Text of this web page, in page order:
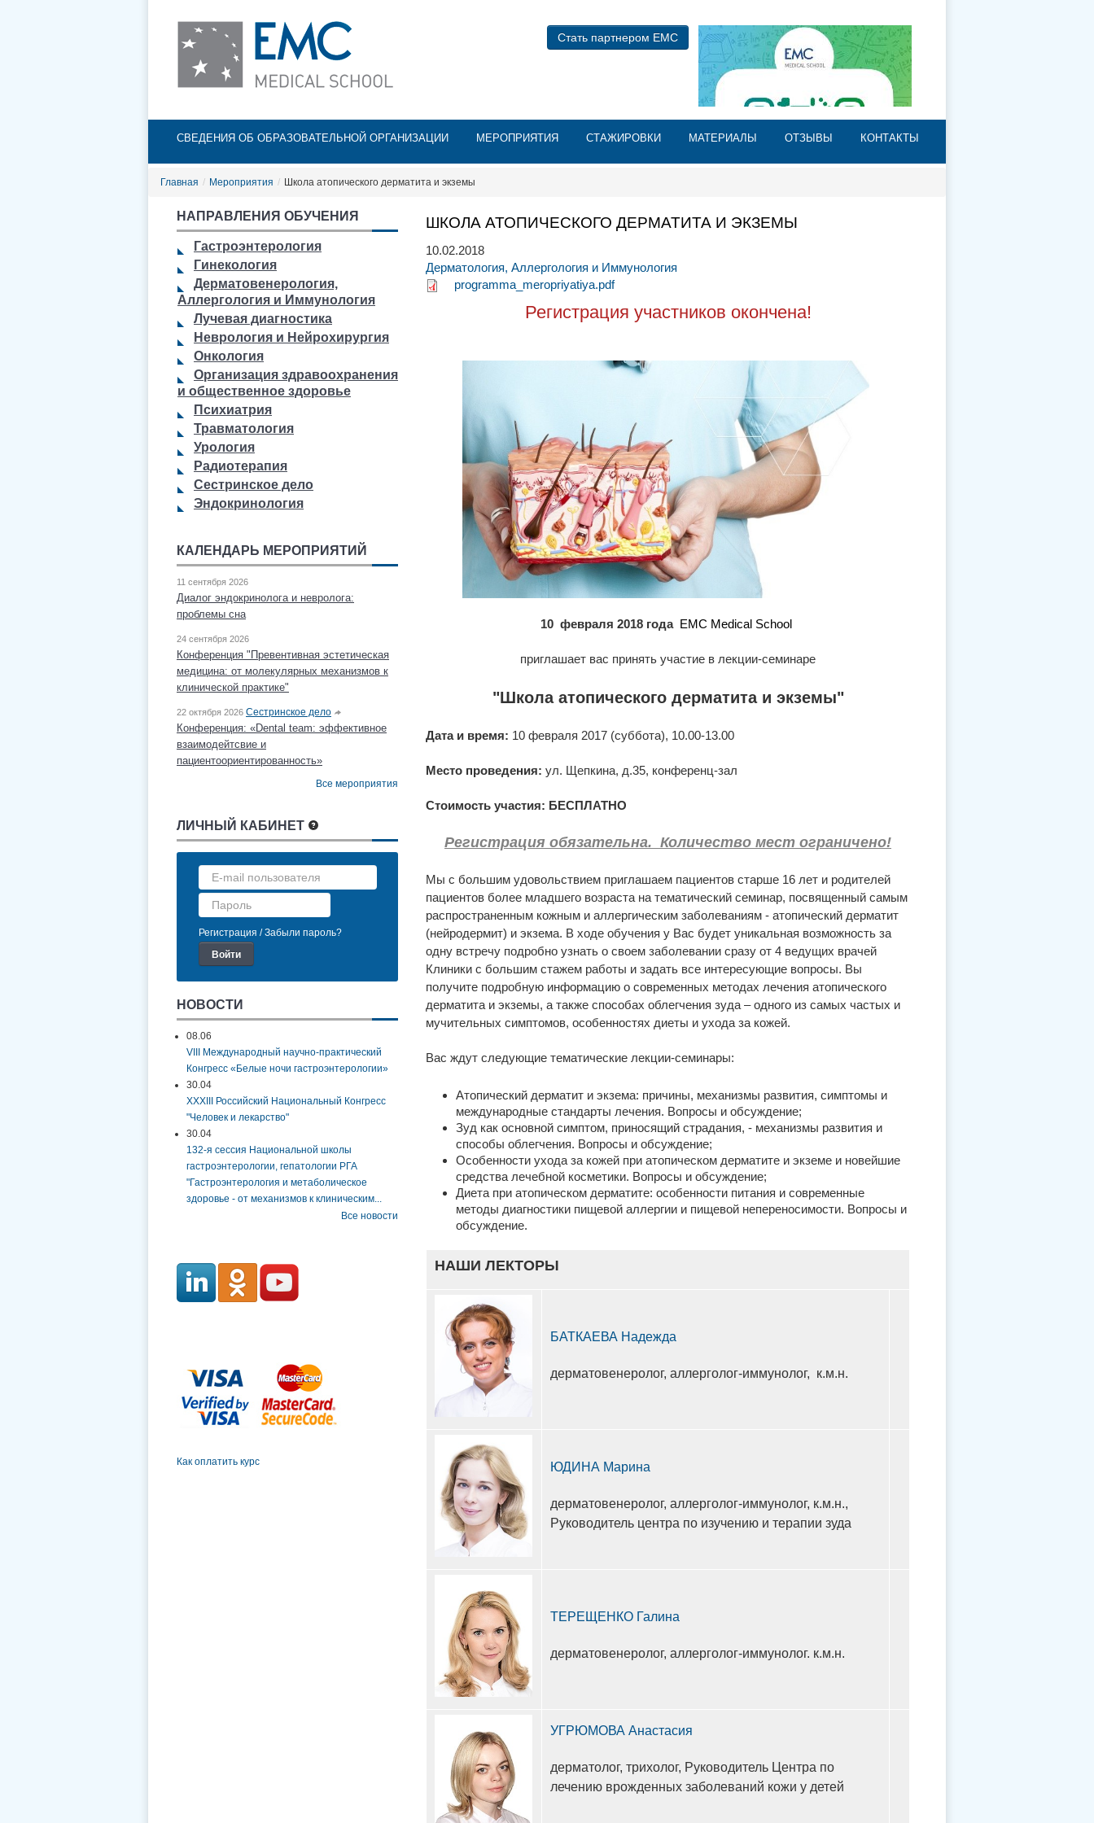
основному
содержаниюСтать партнером ЕМС БАННЕРЫ
Главное меню
СВЕДЕНИЯ ОБ ОБРАЗОВАТЕЛЬНОЙ ОРГАНИЗАЦИИ МЕРОПРИЯТИЯ СТАЖИРОВКИ МАТЕРИАЛЫ ОТЗЫВЫ КОНТАКТЫ
Главная / Мероприятия / Школа атопического дерматита и экземы
НАПРАВЛЕНИЯ ОБУЧЕНИЯ
Гастроэнтерология
Гинекология
Дерматовенерология,
Аллергология и Иммунология
Лучевая диагностика
Неврология и Нейрохирургия
Онкология
Организация здравоохранения
и общественное здоровье
Психиатрия
Травматология
Урология
Радиотерапия
Сестринское дело
Эндокринология
КАЛЕНДАРЬ МЕРОПРИЯТИЙ
11 сентября 2026
Диалог эндокринолога и невролога:
проблемы сна
24 сентября 2026
Конференция "Превентивная эстетическая
медицина: от молекулярных механизмов к
клинической практике"
22 октября 2026 Сестринское дело
Конференция: «Dental team: эффективное
взаимодейтсвие и
пациентоориентированность»
Все мероприятия
ЛИЧНЫЙ КАБИНЕТ
Регистрация Забыли пароль?
НОВОСТИ
08.06
VIII Международный научно-практический
Конгресс «Белые ночи гастроэнтерологии»
30.04
XXXIII Российский Национальный Конгресс
"Человек и лекарство"
30.04
132-я сессия Национальной школы
гастроэнтерологии, гепатологии РГА
"Гастроэнтерология и метаболическое
здоровье - от механизмов к клиническим...
Все новости
Как оплатить курс
ШКОЛА АТОПИЧЕСКОГО ДЕРМАТИТА И ЭКЗЕМЫ
10.02.2018
Дерматология, Аллергология и Иммунология
programma_meropriyatiya.pdf
Регистрация участников окончена!
10 февраля 2018 года EMC Medical School
приглашает вас принять участие в лекции-семинаре
"Школа атопического дерматита и экземы"
Дата и время: 10 февраля 2017 (суббота), 10.00-13.00
Место проведения: ул. Щепкина, д.35, конференц-зал
Стоимость участия: БЕСПЛАТНО
Регистрация обязательна. Количество мест ограничено!
Мы с большим удовольствием приглашаем пациентов старше 16 лет и родителей
пациентов более младшего возраста на тематический семинар, посвященный самым
распространенным кожным и аллергическим заболеваниям - атопический дерматит
(нейродермит) и экзема. В ходе обучения у Вас будет уникальная возможность за
одну встречу подробно узнать о своем заболевании сразу от 4 ведущих врачей
Клиники с большим стажем работы и задать все интересующие вопросы. Вы
получите подробную информацию о современных методах лечения атопического
дерматита и экземы, а также способах облегчения зуда – одного из самых частых и
мучительных симптомов, особенностях диеты и ухода за кожей.
Вас ждут следующие тематические лекции-семинары:
Атопический дерматит и экзема: причины, механизмы развития, симптомы и
международные стандарты лечения. Вопросы и обсуждение;
Зуд как основной симптом, приносящий страдания, - механизмы развития и
способы облегчения. Вопросы и обсуждение;
Особенности ухода за кожей при атопическом дерматите и экземе и новейшие
средства лечебной косметики. Вопросы и обсуждение;
Диета при атопическом дерматите: особенности питания и современные
методы диагностики пищевой аллергии и пищевой непереносимости. Вопросы и
обсуждение.
НАШИ ЛЕКТОРЫ
БАТКАЕВА Надежда
дерматовенеролог, аллерголог-иммунолог, к.м.н.
ЮДИНА Марина
дерматовенеролог, аллерголог-иммунолог, к.м.н.,
Руководитель центра по изучению и терапии зуда
ТЕРЕЩЕНКО Галина
дерматовенеролог, аллерголог-иммунолог. к.м.н.
УГРЮМОВА Анастасия
дерматолог, трихолог, Руководитель Центра по
лечению врожденных заболеваний кожи у детей